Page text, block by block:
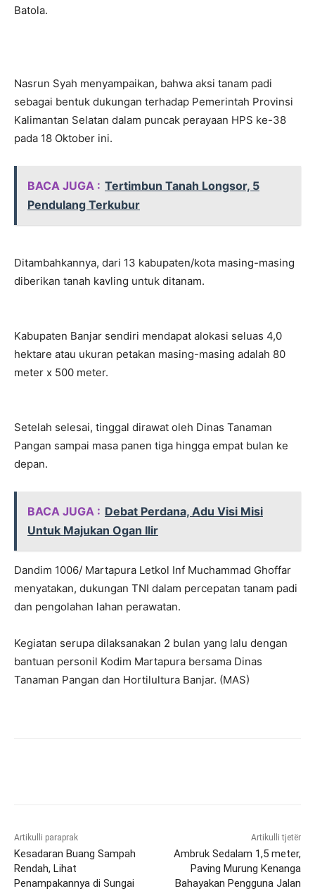
Batola.
Nasrun Syah menyampaikan, bahwa aksi tanam padi
sebagai bentuk dukungan terhadap Pemerintah Provinsi
Kalimantan Selatan dalam puncak perayaan HPS ke-38
pada 18 Oktober ini.
BACA JUGA : Tertimbun Tanah Longsor, 5
Pendulang Terkubur
Ditambahkannya, dari 13 kabupaten/kota masing-masing
diberikan tanah kavling untuk ditanam.
Kabupaten Banjar sendiri mendapat alokasi seluas 4,0
hektare atau ukuran petakan masing-masing adalah 80
meter x 500 meter.
Setelah selesai, tinggal dirawat oleh Dinas Tanaman
Pangan sampai masa panen tiga hingga empat bulan ke
depan.
BACA JUGA : Debat Perdana, Adu Visi Misi
Untuk Majukan Ogan Ilir
Dandim 1006/ Martapura Letkol Inf Muchammad Ghoffar
menyatakan, dukungan TNI dalam percepatan tanam padi
dan pengolahan lahan perawatan.
Kegiatan serupa dilaksanakan 2 bulan yang lalu dengan
bantuan personil Kodim Martapura bersama Dinas
Tanaman Pangan dan Hortilultura Banjar. (MAS)
Artikulli paraprak
Kesadaran Buang Sampah
Rendah, Lihat
Penampakannya di Sungai
Artikulli tjetër
Ambruk Sedalam 1,5 meter,
Paving Murung Kenanga
Bahayakan Pengguna Jalan